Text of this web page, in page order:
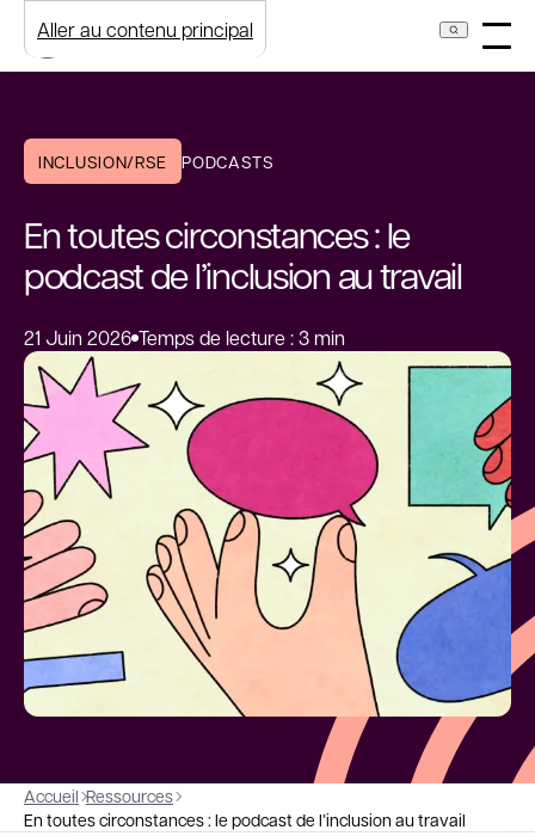
Aller au contenu principal
INCLUSION/RSE PODCASTS
En toutes circonstances : le
podcast de l’inclusion au travail
21 Juin 2026 Temps de lecture : 3 min
Accueil Ressources
En toutes circonstances : le podcast de l’inclusion au travail